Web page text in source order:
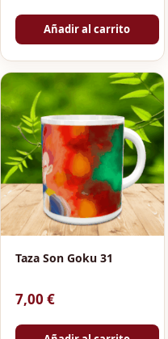
Añadir al carrito
Taza Son Goku 31
7,00 €